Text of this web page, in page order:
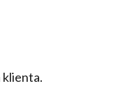
klienta.